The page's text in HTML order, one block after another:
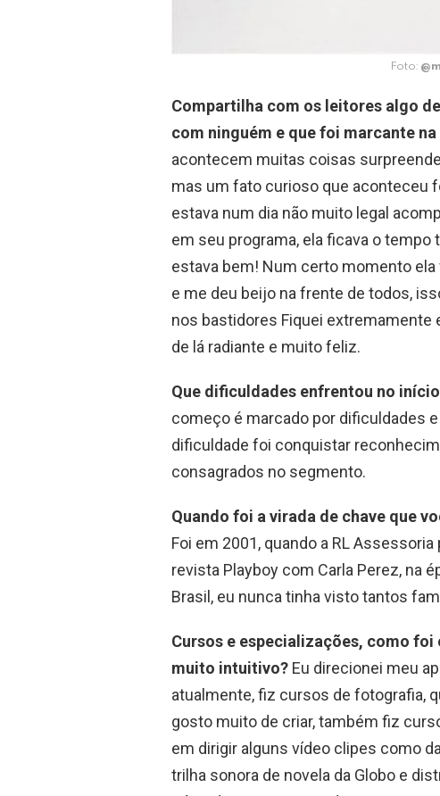
Foto:
Compartilha com os leitores algo
com ninguém e que foi marcante
acontecem muitas coisas
mas um fato curioso que aconteceu
estava num dia não muito legal
em seu programa, ela ficava o
estava bem! Num certo momento
e me deu beijo na frente de todos,
nos bastidores Fiquei extremamente
de lá radiante e muito feliz.
Que dificuldades enfrentou no
começo é marcado por dificuldades
dificuldade foi conquistar
consagrados no segmento.
Quando foi a virada de chave que
Foi em 2001, quando a RL
revista Playboy com Carla Perez, na
Brasil, eu nunca tinha visto tantos
Cursos e especializações, como foi
muito intuitivo? Eu direcionei meu
atualmente, fiz cursos de fotografia,
gosto muito de criar, também fiz
em dirigir alguns vídeo clipes como
trilha sonora de novela da Globo e